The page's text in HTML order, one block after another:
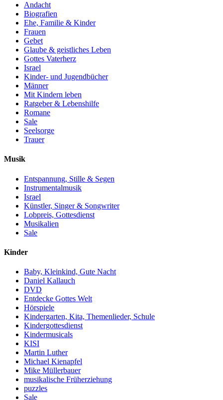
Andacht
Biografien
Ehe, Familie & Kinder
Frauen
Gebet
Glaube & geistliches Leben
Gottes Vaterherz
Israel
Kinder- und Jugendbücher
Männer
Mit Kindern leben
Ratgeber & Lebenshilfe
Romane
Sale
Seelsorge
Trauer
Musik
Entspannung, Stille & Segen
Instrumentalmusik
Israel
Künstler, Singer & Songwriter
Lobpreis, Gottesdienst
Musikalien
Sale
Kinder
Baby, Kleinkind, Gute Nacht
Daniel Kallauch
DVD
Entdecke Gottes Welt
Hörspiele
Kindergarten, Kita, Themenlieder, Schule
Kindergottesdienst
Kindermusicals
KISI
Martin Luther
Michael Kienapfel
Mike Müllerbauer
musikalische Früherziehung
puzzles
Sale